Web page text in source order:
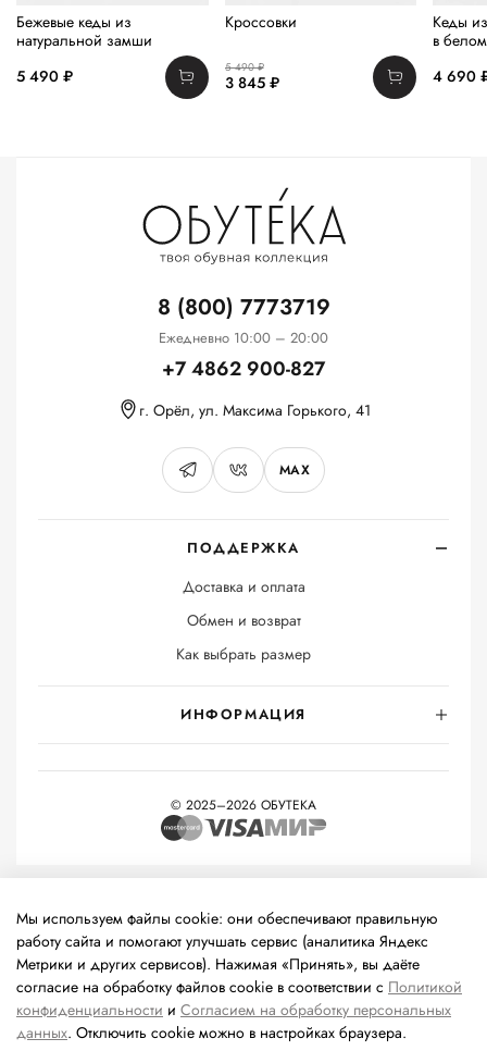
Бежевые кеды из
натуральной замши
5 490 ₽
Кроссовки
5 490 ₽
3 845 ₽
Кеды
в
4 690
ПОДДЕРЖКА
Доставка и оплата
Обмен и возврат
Как выбрать размер
ИНФОРМАЦИЯ
8 (800) 7773719
Ежедневно 10:00 – 20:00
+7 4862 900-827
г. Орёл, ул. Максима Горького, 41
MAX
© 2025–2026 ОБУТЕКА
технологии
(информационные технологии предоставления
информации на основе сбора, систематизации и анализа
сведений, относящихся к предпочтениям пользователей сети
«Интернет», находящихся на территории Российской
Федерации).
Мы используем файлы cookie: они обеспечивают правильную
работу сайта и помогают улучшать сервис (аналитика Яндекс
Метрики и других сервисов). Нажимая «Принять», вы даёте
согласие на обработку файлов cookie в соответствии с Политикой
конфиденциальности и Согласием на обработку персональных
данных. Отключить cookie можно в настройках браузера.